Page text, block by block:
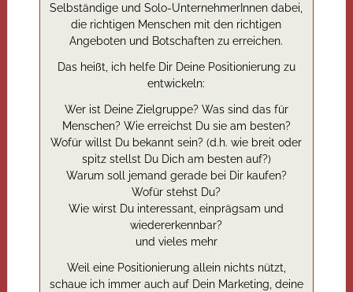
Selbständige und Solo-UnternehmerInnen dabei,
die richtigen Menschen mit den richtigen
Angeboten und Botschaften zu erreichen.
Das heißt, ich helfe Dir Deine Positionierung zu
entwickeln:
Wer ist Deine Zielgruppe? Was sind das für
Menschen? Wie erreichst Du sie am besten?
Wofür willst Du bekannt sein? (d.h. wie breit oder
spitz stellst Du Dich am besten auf?)
Warum soll jemand gerade bei Dir kaufen?
Wofür stehst Du?
Wie wirst Du interessant, einprägsam und
wiedererkennbar?
und vieles mehr
Weil eine Positionierung allein nichts nützt,
schaue ich immer auch auf Dein Marketing, deine